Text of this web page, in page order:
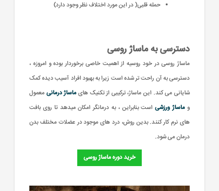
حمله قلبی( در این مورد اختلاف نظر وجود دارد)
دسترسی به ماساژ روسی
ماساژ روسی در خود روسیه از اهمیت خاصی برخوردار بوده و امروزه ،
دسترسی به آن راحت تر شده است زیرا به بهبود افراد آسیب دیده کمک
شایانی می کند. این ماساژ، ترکیبی از تکنیک هایماساژ درمانی معمول
وماساژ ورزشیاست بنابراین ، به درمانگر امکان میدهد تا روی بافت
های نرم کار کنند. بدین روش، درد های موجود در عضلات مختلف بدن
درمان می شود.
خرید دوره ماساژ روسی